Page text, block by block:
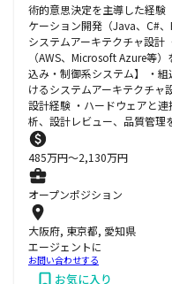
術的意思決定を主導した経験
ケーション開発（Java、C#
システムアーキテクチャ設計
（AWS、Microsoft Azure等
込み・制御系システム】 ・
けるシステムアーキテクチャ
設計経験 ・ハードウェアと
析、設計レビュー、品質管理
485万円〜2,130万円
オープンポジション
大阪府, 東京都, 愛知県
エージェントに
お問い合わせする
お気に入り